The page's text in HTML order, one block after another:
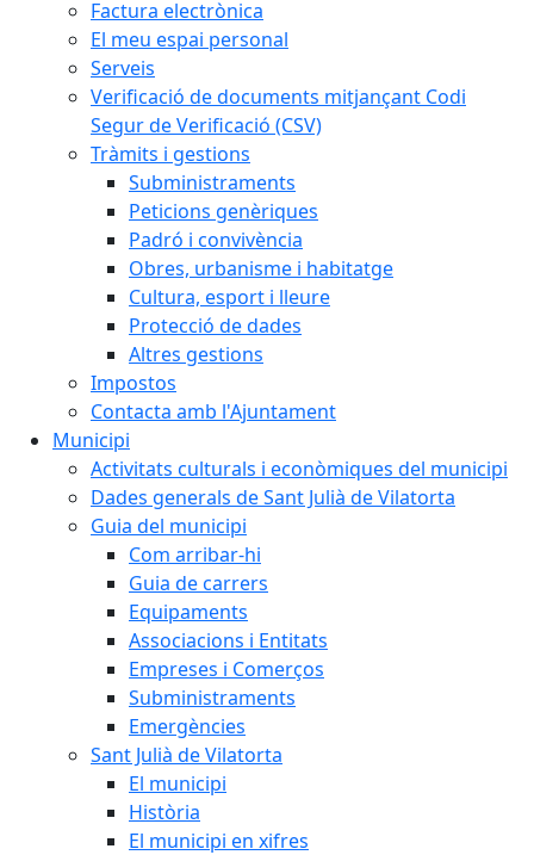
Factura electrònica
El meu espai personal
Serveis
Verificació de documents mitjançant Codi
Segur de Verificació (CSV)
Tràmits i gestions
Subministraments
Peticions genèriques
Padró i convivència
Obres, urbanisme i habitatge
Cultura, esport i lleure
Protecció de dades
Altres gestions
Impostos
Contacta amb l'Ajuntament
Municipi
Activitats culturals i econòmiques del municipi
Dades generals de Sant Julià de Vilatorta
Guia del municipi
Com arribar-hi
Guia de carrers
Equipaments
Associacions i Entitats
Empreses i Comerços
Subministraments
Emergències
Sant Julià de Vilatorta
El municipi
Història
El municipi en xifres